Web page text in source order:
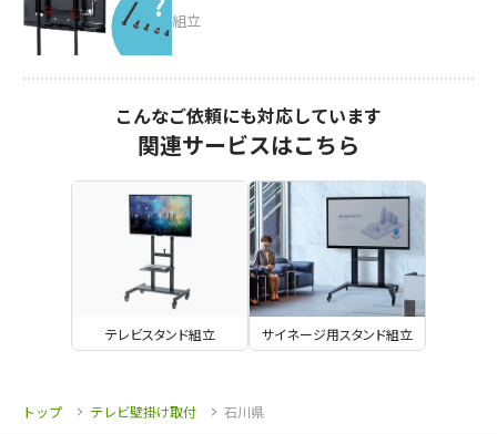
組立
こんなご依頼にも対応しています
関連サービスはこちら
テレビスタンド組立 サイネージ用スタンド組立
トップ テレビ壁掛け取付 石川県